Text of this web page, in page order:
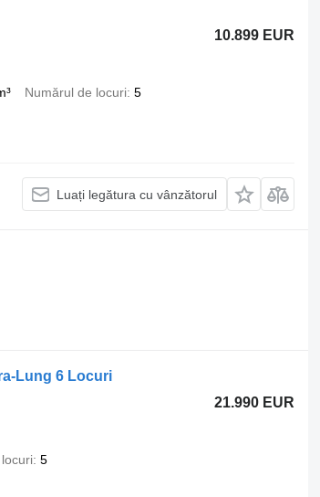
10.899 EUR
Numărul de locuri 5
Luați legătura cu vânzătorul
Lung 6 Locuri
21.990 EUR
5